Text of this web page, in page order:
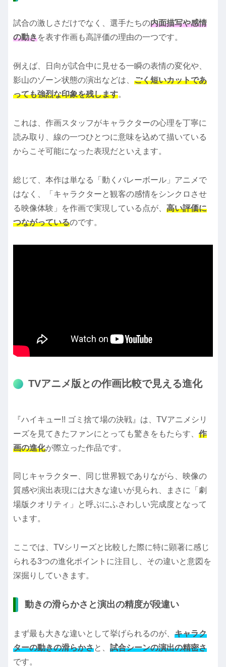
試合の激しさだけでなく、選手たちの内面描写や感情
の動きを表す作画も高評価の理由の一つです。
例えば、日向が試合中に見せる一瞬の表情の変化や、
影山のゾーン状態の演出などは、 ごく短いカットであ
っても強烈な印象を残します。
これは、作画スタッフがキャラクターの心理を丁寧に
読み取り、線の一つひとつに意味を込めて描いている
からこそ可能になった表現だといえます。
総じて、本作は単なる「動くバレーボール」アニメで
はなく、「キャラクターと観客の感情をシンクロさせ
る映像体験」を作画で実現している点が、 高い評価に
つながっているのです。
TVアニメ版との作画比較で見える進化
『ハイキュー!! ゴミ捨て場の決戦』は、TVアニメシリ
ーズを見てきたファンにとっても驚きをもたらす、 作
画の進化が際立った作品です。
同じキャラクター、同じ世界観でありながら、映像の
質感や演出表現には大きな違いが見られ、まさに「劇
場版クオリティ」と呼ぶにふさわしい完成度となって
います。
ここでは、TVシリーズと比較した際に特に顕著に感じ
られる3つの進化ポイントに注目し、その違いと意図を
深掘りしていきます。
動きの滑らかさと演出の精度が段違い
まず最も大きな違いとして挙げられるのが、 キャラク
ターの動きの滑らかさと、 試合シーンの演出の精密さ
です。